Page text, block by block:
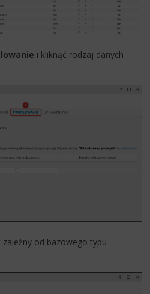
i kliknąć rodzaj danych
zależny od bazowego typu